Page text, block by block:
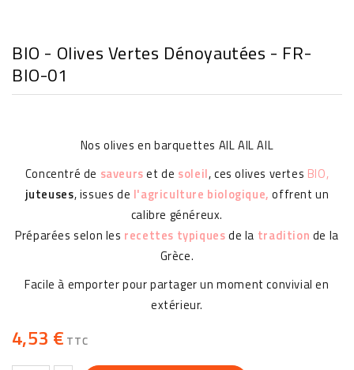
BIO - Olives Vertes Dénoyautées - FR-
BIO-01
Nos olives en barquettes AIL AIL AIL
Concentré de saveurset de soleil, ces olives vertes BIO,
juteuses, issues de l'agriculture biologique, offrent un
calibre généreux.
Préparées selon les recettes typiquesde la tradition de la
Grèce.
Facile à emporter pour partager un moment convivial en
extérieur.
4,53 € TTC